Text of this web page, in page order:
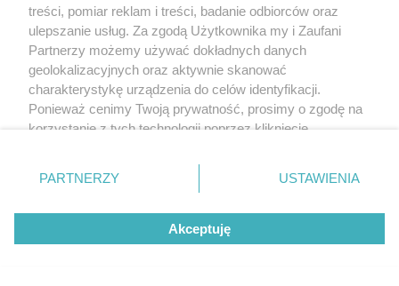
treści, pomiar reklam i treści, badanie odbiorców oraz
ulepszanie usług. Za zgodą Użytkownika my i Zaufani
Partnerzy możemy używać dokładnych danych
geolokalizacyjnych oraz aktywnie skanować
charakterystykę urządzenia do celów identyfikacji.
Ponieważ cenimy Twoją prywatność, prosimy o zgodę na
korzystanie z tych technologii poprzez kliknięcie
zmienić/wycofać klikając przycisk ustawień prywatności
znajdujący się w lewym dolnym rogu strony
rodzaje przetwarzania danych nie wymagają zgody
użytkownika, ale masz prawo sprzeciwić się takiemu
przetwarzaniu. Preferencje będą miały zastosowanie tylko
PARTNERZY USTAWIENIA
Akceptuję